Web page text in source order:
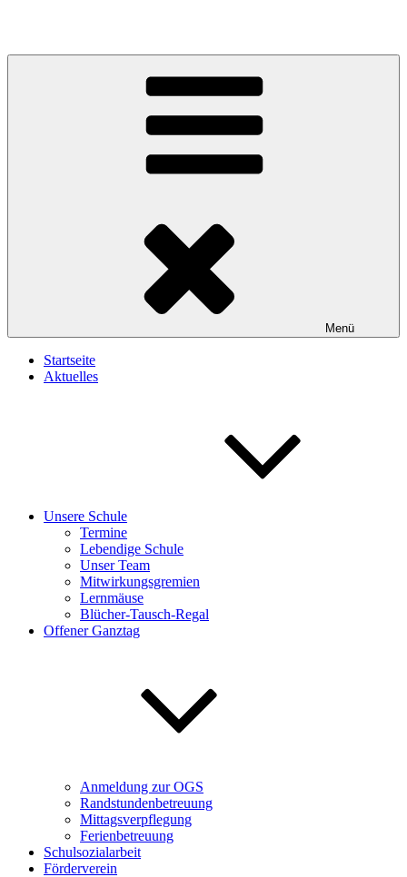
Menü
Startseite
Aktuelles
Unsere Schule
Termine
Lebendige Schule
Unser Team
Mitwirkungsgremien
Lernmäuse
Blücher-Tausch-Regal
Offener Ganztag
Anmeldung zur OGS
Randstundenbetreuung
Mittagsverpflegung
Ferienbetreuung
Schulsozialarbeit
Förderverein